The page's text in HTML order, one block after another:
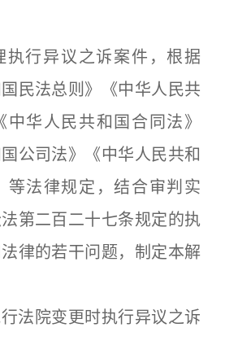
行异议之诉案件，根据
国民法总则》《中华人民共
华人民共和国合同法》
国公司法》《中华人民共和
等法律规定，结合审判实
第二百二十七条规定的执
律的若干问题，制定本解
院变更时执行异议之诉